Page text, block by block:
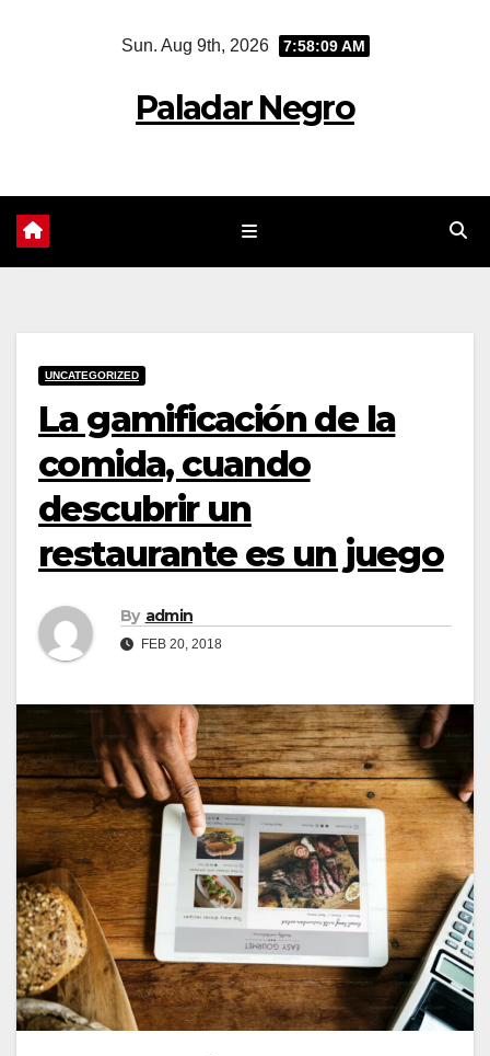
Sun. Aug 9th, 2026 7:58:09 AM
Paladar Negro
UNCATEGORIZED
La gamificación de la
comida, cuando
descubrir un
restaurante es un juego
By admin
FEB 20, 2018